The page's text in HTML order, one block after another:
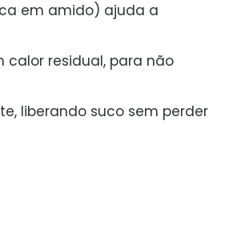
em amido) ajuda a
calor residual, para não
liberando suco sem perder